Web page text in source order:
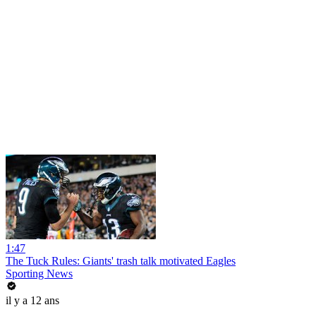
1:47
The Tuck Rules: Giants' trash talk motivated Eagles
Sporting News
il y a 12 ans